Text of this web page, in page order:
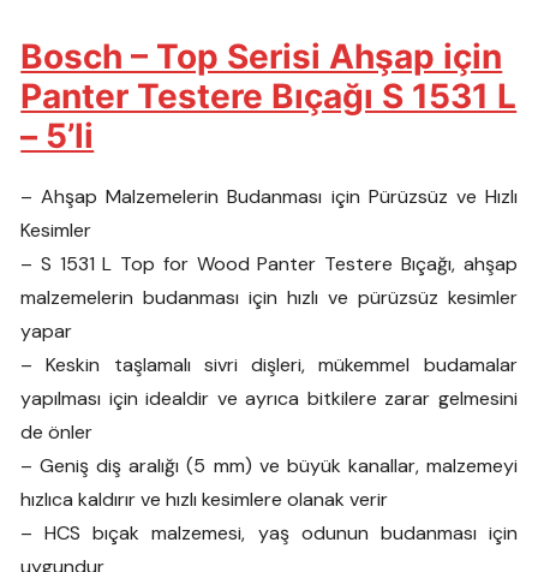
Bosch – Top Serisi Ahşap için
Panter Testere Bıçağı S 1531 L
– 5’li
– Ahşap Malzemelerin Budanması için Pürüzsüz ve Hızlı
Kesimler
– S 1531 L Top for Wood Panter Testere Bıçağı, ahşap
malzemelerin budanması için hızlı ve pürüzsüz kesimler
yapar
– Keskin taşlamalı sivri dişleri, mükemmel budamalar
yapılması için idealdir ve ayrıca bitkilere zarar gelmesini
de önler
– Geniş diş aralığı (5 mm) ve büyük kanallar, malzemeyi
hızlıca kaldırır ve hızlı kesimlere olanak verir
– HCS bıçak malzemesi, yaş odunun budanması için
uygundur